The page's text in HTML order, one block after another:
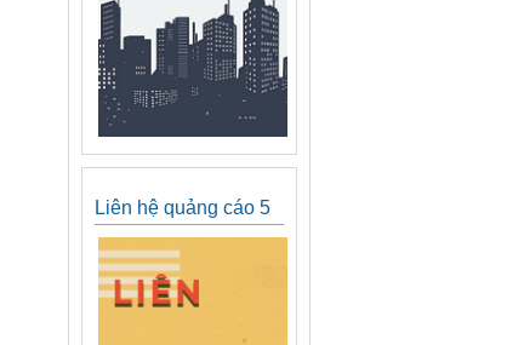
Liên hệ quảng cáo 5